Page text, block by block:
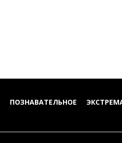
ПОЗНАВАТЕЛЬНОЕ